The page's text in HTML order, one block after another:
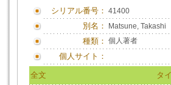
シリアル番号： 41400
別名： Matsune, Takashi
種類： 個人著者
個人サイト：
全文
タ